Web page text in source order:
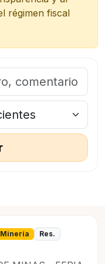
régimen fiscal
Minería
Res.